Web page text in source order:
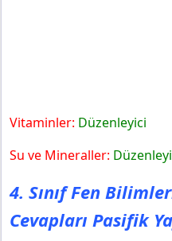
Vitaminler: Düzenleyici
Su ve Mineraller:
4. Sınıf Fen
Cevapları Pasifik